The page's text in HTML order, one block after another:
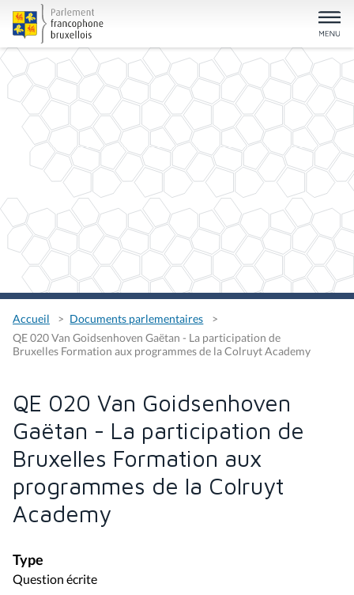
Accueil
Documents parlementaires
QE 020 Van Goidsenhoven Gaëtan - La participation de
Bruxelles Formation aux programmes de la Colruyt Academy
QE 020 Van Goidsenhoven
Gaëtan - La participation de
Bruxelles Formation aux
programmes de la Colruyt
Academy
Type
Question écrite